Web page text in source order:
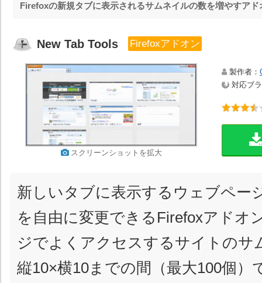
Firefoxの新規タブに表示されるサムネイルの数を増やすアド
New Tab Tools Firefoxアドオン
スクリーンショットを拡大
製作者：
対応ブ
新しいタブに表示するウェブペー
を自由に変更できるFirefoxアドオ
ジでよくアクセスするサイトのサ
縦10×横10までの間（最大100個）